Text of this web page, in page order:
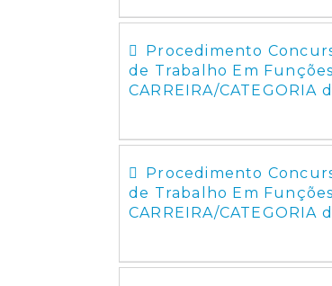
Procedimento
de Trabalho Em
CARREIRA/
Procedimento
de Trabalho Em
CARREIRA/CATEGORIA